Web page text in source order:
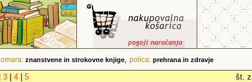
omara: znanstvene in strokovne knjige, polica: prehrana in zdravje
št.
3 4 5